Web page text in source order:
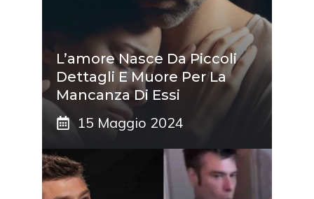
L’amore Nasce Da Piccoli
Dettagli E Muore Per La
Mancanza Di Essi
15 Maggio 2024